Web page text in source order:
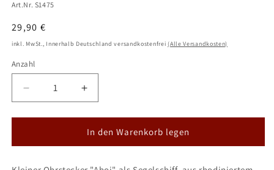
Art.Nr. S1475
Normaler
Preis
29,90 €
inkl. MwSt., Innerhalb Deutschland versandkostenfrei(Alle Versandkosten)
Anzahl
Verringere
die
Menge
DUR
Erhöhe
die
Menge
für
DUR
In den Warenkorb legen